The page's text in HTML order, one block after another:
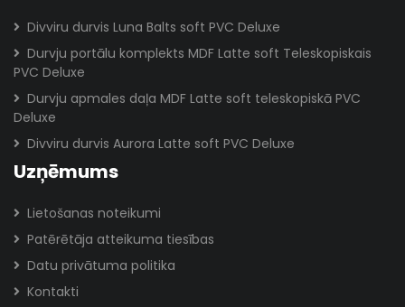
Divviru durvis Luna Balts soft PVC Deluxe
Durvju portālu komplekts MDF Latte soft Teleskopiskais
PVC Deluxe
Durvju apmales daļa MDF Latte soft teleskopiskā PVC
Deluxe
Divviru durvis Aurora Latte soft PVC Deluxe
Uzņēmums
Lietošanas noteikumi
Patērētāja atteikuma tiesības
Datu privātuma politika
Kontakti